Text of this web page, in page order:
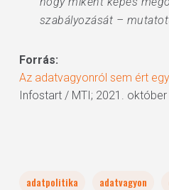
szabályozását –
Forrás:
Az adatvagyonról sem ért
Infostart / MTI; 2021. október
adatpolitika adatvagyon